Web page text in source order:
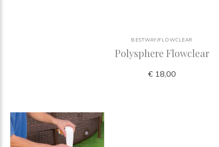
BESTWAY/FLOWCLEAR
Polysphere Flowclear
€ 18,00